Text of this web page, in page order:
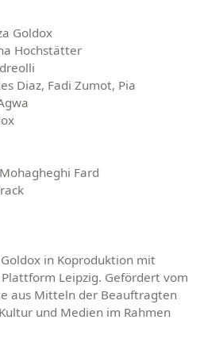
Goldox
Hochstätter
Diaz, Fadi Zumot, Pia
Fard
in Koproduktion mit
Plattform Leipzig. Gefördert vom
aus Mitteln der Beauftragten
und Medien im Rahmen